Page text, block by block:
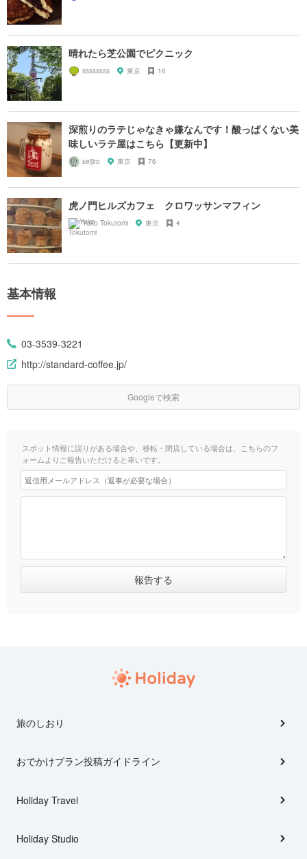
晴れたら芝公園でピクニック
ssssssss 東京 16
深煎りのラテじゃなきゃ嫌なんです！酸っぱくない美
味しいラテ屋はこちら【更新中】
seijiro 東京 76
虎ノ門ヒルズカフェ クロワッサンマフィン
Yuko Tokutomi 東京 4
基本情報
03-3539-3221
http://standard-coffee.jp/
Googleで検索
スポット情報に誤りがある場合や、移転・閉店している場合は、こちらのフ
ォームよりご報告いただけると幸いです。
旅のしおり
おでかけプラン投稿ガイドライン
Holiday Travel
Holiday Studio